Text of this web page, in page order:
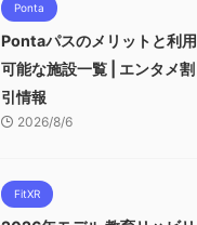
Ponta
Pontaパスのメリットと利用
可能な施設一覧 | エンタメ割
引情報
2026/8/6
FitXR